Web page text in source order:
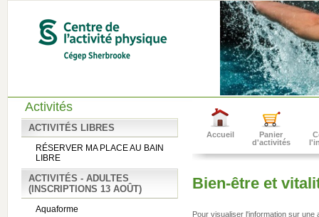
Activités
ACTIVITÉS LIBRES
RÉSERVER MA PLACE AU BAIN
LIBRE
ACTIVITÉS - ADULTES
(INSCRIPTIONS 13 AOÛT)
Aquaforme
Accueil
Panier
d'activités
Bien-être et
Pour visualiser l'information sur